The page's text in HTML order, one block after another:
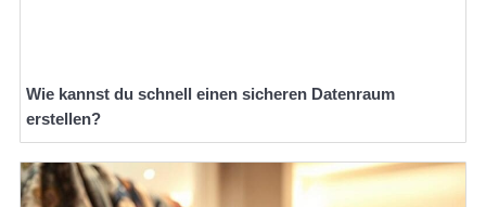
Wie kannst du schnell einen sicheren Datenraum
erstellen?